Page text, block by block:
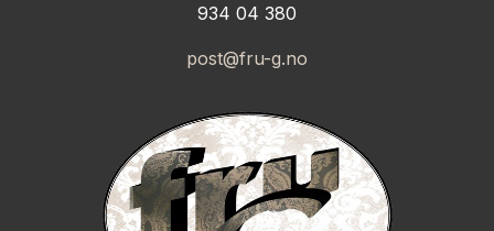
934 04 380
post@fru-g.no